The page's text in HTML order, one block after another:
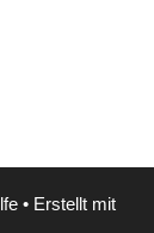
• Erstellt mit